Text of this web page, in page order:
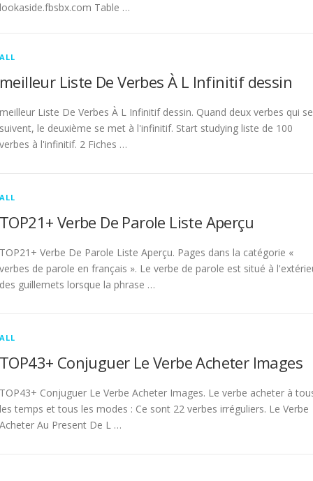
lookaside.fbsbx.com Table …
ALL
meilleur Liste De Verbes À L Infinitif dessin
meilleur Liste De Verbes À L Infinitif dessin. Quand deux verbes qui se
suivent, le deuxième se met à l'infinitif. Start studying liste de 100
verbes à l'infinitif. 2 Fiches …
ALL
TOP21+ Verbe De Parole Liste Aperçu
TOP21+ Verbe De Parole Liste Aperçu. Pages dans la catégorie «
verbes de parole en français ». Le verbe de parole est situé à
des guillemets lorsque la phrase …
ALL
TOP43+ Conjuguer Le Verbe Acheter Images
TOP43+ Conjuguer Le Verbe Acheter Images. Le verbe acheter à
les temps et tous les modes : Ce sont 22 verbes irréguliers. Le Verbe
Acheter Au Present De L …